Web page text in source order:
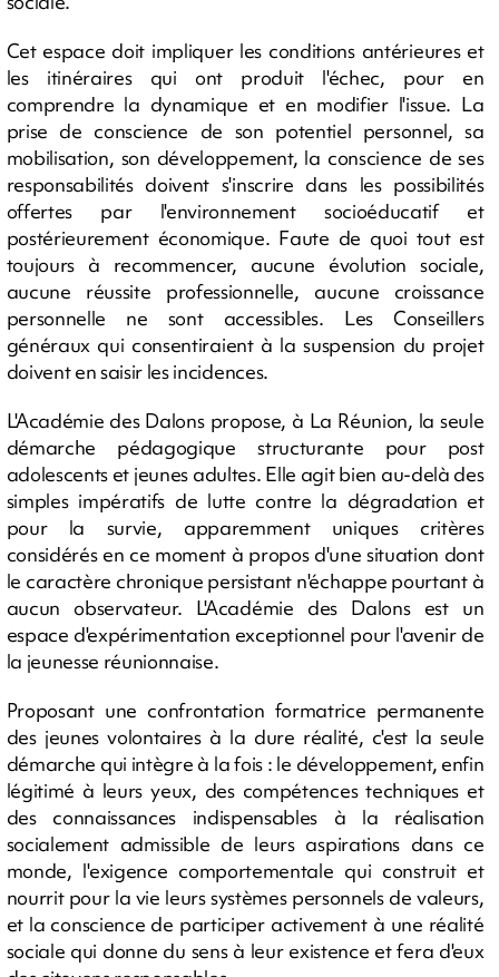
Cet espace doit impliquer les conditions antérieures et
les itinéraires qui ont produit l'échec, pour en
comprendre la dynamique et en modifier l'issue. La
prise de conscience de son potentiel personnel, sa
mobilisation, son développement, la conscience de ses
responsabilités doivent s'inscrire dans les possibilités
offertes par l'environnement socioéducatif et
postérieurement économique. Faute de quoi tout est
toujours à recommencer, aucune évolution sociale,
aucune réussite professionnelle, aucune croissance
personnelle ne sont accessibles. Les Conseillers
généraux qui consentiraient à la suspension du projet
doivent en saisir les incidences.
L'Académie des Dalons propose, à La Réunion, la seule
démarche pédagogique structurante pour post
adolescents et jeunes adultes. Elle agit bien au-delà des
simples impératifs de lutte contre la dégradation et
pour la survie, apparemment uniques critères
considérés en ce moment à propos d'une situation dont
le caractère chronique persistant n'échappe pourtant à
aucun observateur. L'Académie des Dalons est un
espace d'expérimentation exceptionnel pour l'avenir de
la jeunesse réunionnaise.
Proposant une confrontation formatrice permanente
des jeunes volontaires à la dure réalité, c'est la seule
démarche qui intègre à la fois : le développement, enfin
légitimé à leurs yeux, des compétences techniques et
des connaissances indispensables à la réalisation
socialement admissible de leurs aspirations dans ce
monde, l'exigence comportementale qui construit et
nourrit pour la vie leurs systèmes personnels de valeurs,
et la conscience de participer activement à une réalité
sociale qui donne du sens à leur existence et fera d'eux